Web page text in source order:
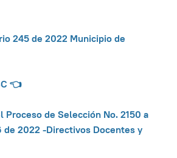
245 de 2022 Municipio de
👈
Proceso de Selección No. 2150 a
de 2022 -Directivos Docentes y